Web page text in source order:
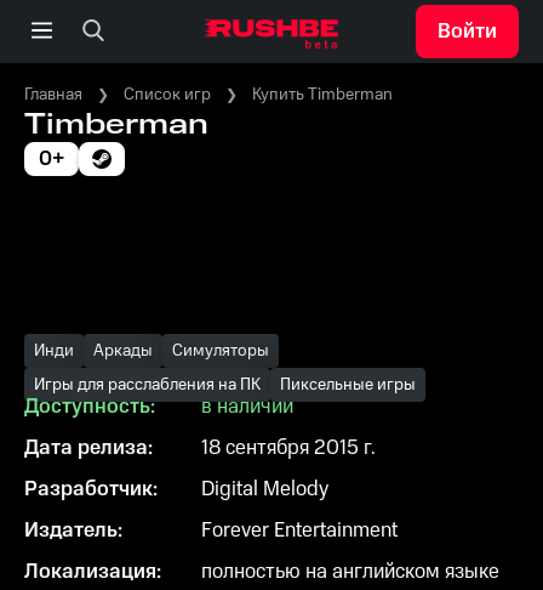
Войти
Главная Список игр Купить Timberman
Timberman
0+
Инди Аркады
Симуляторы
Игры для расслабления на ПК
Пиксельные игры
Доступность:
в наличии
Дата релиза:
18 сентября 2015 г.
Разработчик:
Digital Melody
Издатель:
Forever Entertainment
Локализация:
полностью на английском языке